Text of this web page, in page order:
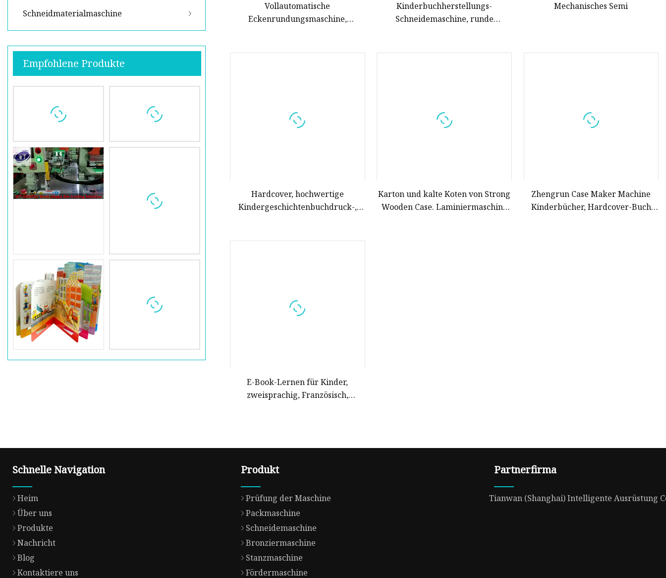
Schneidmaterialmaschine
Empfohlene Produkte
Vollautomatische
Eckenrundungsmaschine,
Kinderbuchherstellungs-
Schneidemaschine, runde
Mechanisches Semi
Hardcover, hochwertige
Kindergeschichtenbuchdruck-,
Karton und kalte Koten von Strong
Wooden Case. Laminiermaschine
Zhengrun Case Maker Machine
Kinderbücher, Hardcover-Buch
E-Book-Lernen für Kinder,
zweisprachig, Französisch,
Schnelle Navigation
Heim
Über uns
Produkte
Nachricht
Blog
Kontaktiere uns
Produkt
Prüfung der Maschine
Packmaschine
Schneidemaschine
Bronziermaschine
Stanzmaschine
Fördermaschine
Partnerfirma
Tianwan (Shanghai) Intelligente Ausrüstung